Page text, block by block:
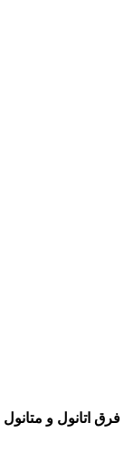
فرق اتانول و متانول